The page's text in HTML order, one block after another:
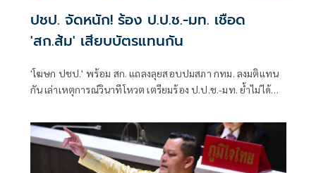
ปชป. จัดหนัก! ร้อง ป.ป.ช.-มท. เชือด
'สก.ส้ม' เสียบบัตรแทนกัน
'โฆษก ปชป.' พร้อม สก. แถลงลุยสอบปมสภา กทม. ลงมติแทน
กัน เล่าเหตุการณ์วินาทีโหวต เตรียมร้อง ป.ป.ช.-มท. ย้ำไม่ได้